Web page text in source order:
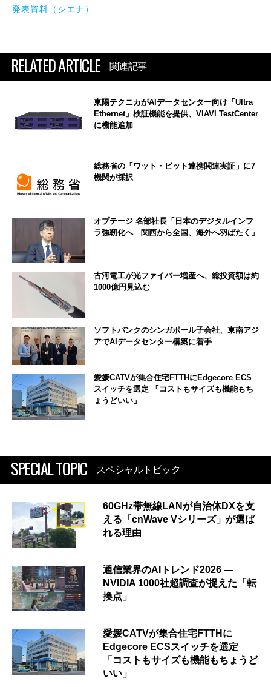
発表資料（シエナ）
RELATED ARTICLE 関連記事
東陽テクニカがAIデータセンター向け「Ultra
Ethernet」検証機能を提供、VIAVI TestCenter
に機能追加
総務省の「ワット・ビット連携関連実証」に7
機関が採択
オプテージ 名部社長「日本のデジタルインフ
ラ強靭化へ 関西から全国、海外へ羽ばたく」
古河電工が光ファイバー増産へ、総投資額は約
1000億円見込む
ソフトバンクのシンガポール子会社、東南アジ
アでAIデータセンター構築に着手
愛媛CATVが集合住宅FTTHにEdgecore ECS
スイッチを選定 「コストもサイズも機能もち
ょうどいい」
SPECIAL TOPIC スペシャルトピック
60GHz帯無線LANが自治体DXを支
える「cnWave Vシリーズ」が選ば
れる理由
通信業界のAIトレンド2026 ―
NVIDIA 1000社超調査が捉えた「転
換点」
愛媛CATVが集合住宅FTTHに
Edgecore ECSスイッチを選定
「コストもサイズも機能もちょうど
いい」